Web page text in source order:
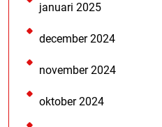
januari 2025
december 2024
november 2024
oktober 2024